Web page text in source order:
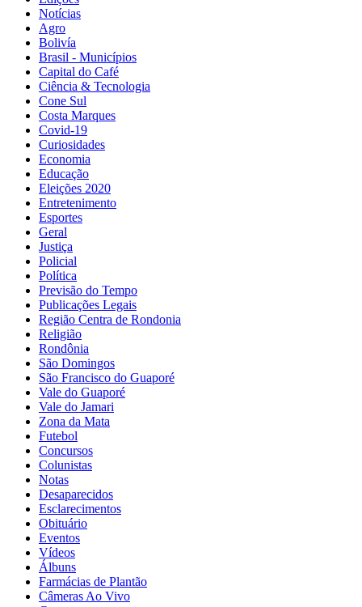
Notícias
Agro
Bolivía
Brasil - Municípios
Capital do Café
Ciência & Tecnologia
Cone Sul
Costa Marques
Covid-19
Curiosidades
Economia
Educação
Eleições 2020
Entretenimento
Esportes
Geral
Justiça
Policial
Política
Previsão do Tempo
Publicações Legais
Região Centra de Rondonia
Religião
Rondônia
São Domingos
São Francisco do Guaporé
Vale do Guaporé
Vale do Jamari
Zona da Mata
Futebol
Concursos
Colunistas
Notas
Desaparecidos
Esclarecimentos
Obituário
Eventos
Vídeos
Álbuns
Farmácias de Plantão
Câmeras Ao Vivo